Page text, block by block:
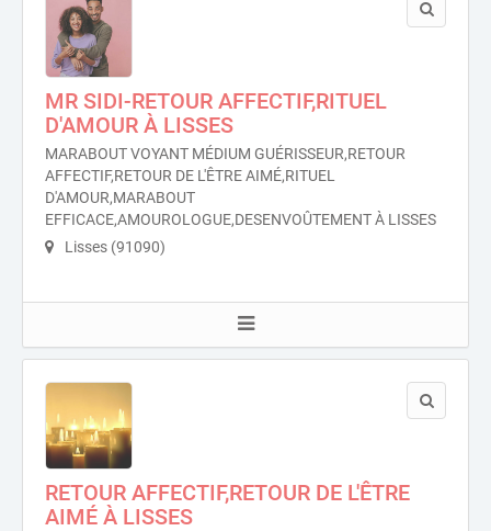
MR SIDI-RETOUR AFFECTIF,RITUEL
D'AMOUR À LISSES
MARABOUT VOYANT MÉDIUM GUÉRISSEUR,RETOUR
AFFECTIF,RETOUR DE L'ÊTRE AIMÉ,RITUEL
D'AMOUR,MARABOUT
EFFICACE,AMOUROLOGUE,DESENVOÛTEMENT À LISSES
Lisses (91090)
RETOUR AFFECTIF,RETOUR DE L'ÊTRE
AIMÉ À LISSES